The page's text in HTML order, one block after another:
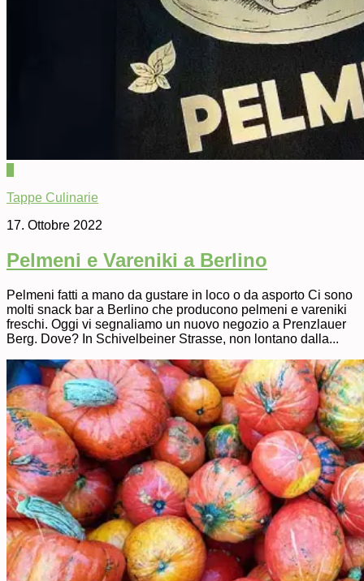
Tappe Culinarie
17. Ottobre 2022
Pelmeni e Vareniki a Berlino
Pelmeni fatti a mano da gustare in loco o da asporto Ci sono
molti snack bar a Berlino che producono pelmeni e vareniki
freschi. Oggi vi segnaliamo un nuovo negozio a Prenzlauer
Berg. Dove? In Schivelbeiner Strasse, non lontano dalla...